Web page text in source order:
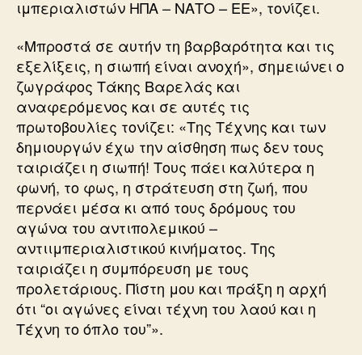
ιμπεριαλιστών ΗΠΑ – ΝΑΤΟ – ΕΕ», τονίζει.
«Μπροστά σε αυτήν τη βαρβαρότητα και τις
εξελίξεις, η σιωπή είναι ανοχή», σημειώνει ο
ζωγράφος Τάκης Βαρελάς και
αναφερόμενος και σε αυτές τις
πρωτοβουλίες τονίζει: «Της Τέχνης και των
δημιουργών έχω την αίσθηση πως δεν τους
ταιριάζει η σιωπή! Τους πάει καλύτερα η
φωνή, το φως, η στράτευση στη ζωή, που
περνάει μέσα κι από τους δρόμους του
αγώνα του αντιπολεμικού –
αντιιμπεριαλιστικού κινήματος. Της
ταιριάζει η συμπόρευση με τους
προλετάριους. Πίστη μου και πράξη η αρχή
ότι “οι αγώνες είναι τέχνη του λαού και η
Τέχνη το όπλο του”».